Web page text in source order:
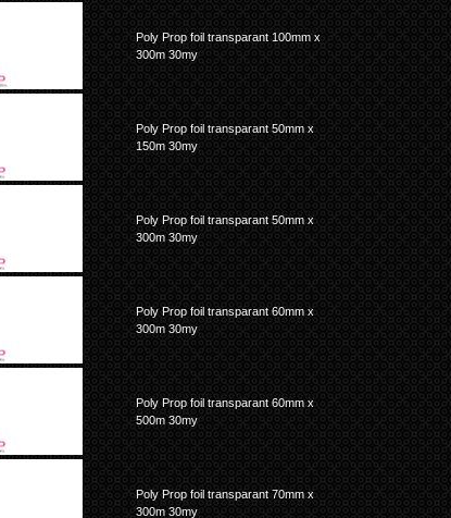
Poly Prop foil transparant 100mm x
300m 30my
Poly Prop foil transparant 50mm x
150m 30my
Poly Prop foil transparant 50mm x
300m 30my
Poly Prop foil transparant 60mm x
300m 30my
Poly Prop foil transparant 60mm x
500m 30my
Poly Prop foil transparant 70mm x
300m 30my